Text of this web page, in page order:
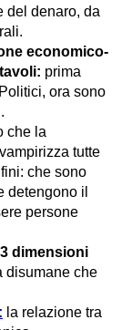
del denaro, da
economico-
prima
ora sono
che la
tutte
che sono
detengono il
persone
dimensioni
disumane che
la relazione tra